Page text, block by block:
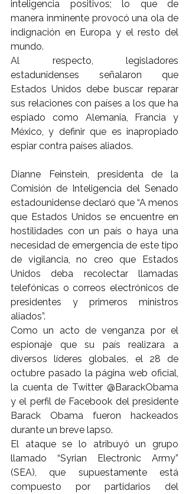
inteligencia positivos; lo que de
manera inminente provocó una ola de
indignación en Europa y el resto del
mundo.
Al respecto, legisladores
estadunidenses señalaron que
Estados Unidos debe buscar reparar
sus relaciones con países a los que ha
espiado como Alemania, Francia y
México, y definir que es inapropiado
espiar contra países aliados.
Dianne Feinstein, presidenta de la
Comisión de Inteligencia del Senado
estadounidense declaró que “A menos
que Estados Unidos se encuentre en
hostilidades con un país o haya una
necesidad de emergencia de este tipo
de vigilancia, no creo que Estados
Unidos deba recolectar llamadas
telefónicas o correos electrónicos de
presidentes y primeros ministros
aliados”.
Como un acto de venganza por el
espionaje que su país realizara a
diversos líderes globales, el 28 de
octubre pasado la página web oficial,
la cuenta de Twitter @BarackObama
y el perfil de Facebook del presidente
Barack Obama fueron hackeados
durante un breve lapso.
El ataque se lo atribuyó un grupo
llamado “Syrian Electronic Army”
(SEA), que supuestamente está
compuesto por partidarios del